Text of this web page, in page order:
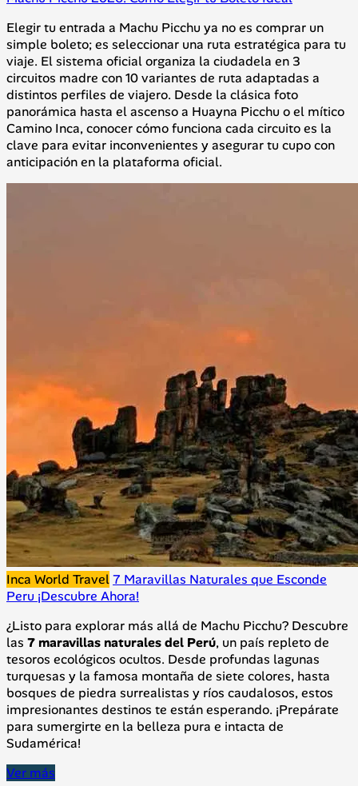
Elegir tu entrada a Machu Picchu ya no es comprar un
simple boleto; es seleccionar una ruta estratégica para tu
viaje. El sistema oficial organiza la ciudadela en 3
circuitos madre con 10 variantes de ruta adaptadas a
distintos perfiles de viajero. Desde la clásica foto
panorámica hasta el ascenso a Huayna Picchu o el mítico
Camino Inca, conocer cómo funciona cada circuito es la
clave para evitar inconvenientes y asegurar tu cupo con
anticipación en la plataforma oficial.
Inca World Travel7 Maravillas Naturales que Esconde
Peru ¡Descubre Ahora!
¿Listo para explorar más allá de Machu Picchu? Descubre
las 7 maravillas naturales del Perú, un país repleto de
tesoros ecológicos ocultos. Desde profundas lagunas
turquesas y la famosa montaña de siete colores, hasta
bosques de piedra surrealistas y ríos caudalosos, estos
impresionantes destinos te están esperando. ¡Prepárate
para sumergirte en la belleza pura e intacta de
Sudamérica!
Ver más